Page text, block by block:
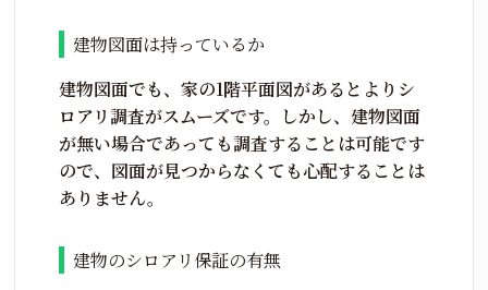
建物図面は持っているか
建物図面でも、家の1階平面図があるとよりシ
ロアリ調査がスムーズです。しかし、建物図面
が無い場合であっても調査することは可能です
ので、図面が見つからなくても心配することは
ありません。
建物のシロアリ保証の有無